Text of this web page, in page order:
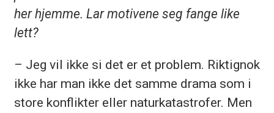
her hjemme. Lar motivene seg fange like
lett?
– Jeg vil ikke si det er et problem. Riktignok
ikke har man ikke det samme drama som i
store konflikter eller naturkatastrofer. Men